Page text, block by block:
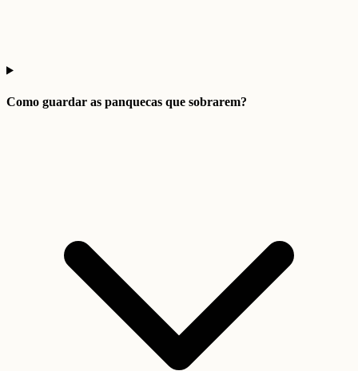
Como guardar as panquecas que sobrarem?